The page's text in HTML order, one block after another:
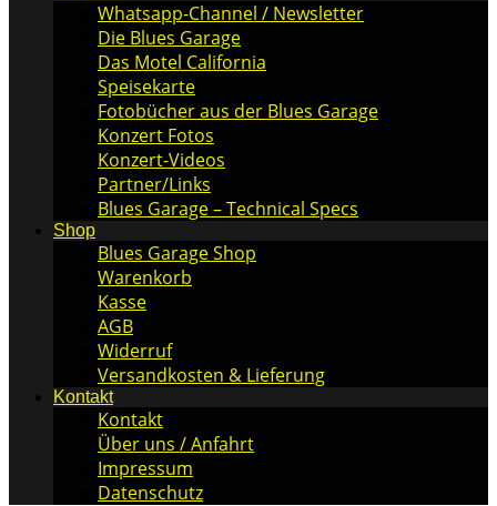
Whatsapp-Channel / Newsletter
Die Blues Garage
Das Motel California
Speisekarte
Fotobücher aus der Blues Garage
Konzert Fotos
Konzert-Videos
Partner/Links
Blues Garage – Technical Specs
Shop
Blues Garage Shop
Warenkorb
Kasse
AGB
Widerruf
Versandkosten & Lieferung
Kontakt
Kontakt
Über uns / Anfahrt
Impressum
Datenschutz